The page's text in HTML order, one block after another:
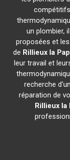
un plombier,
proposées et
de Rillieux la
leur travail et
recherche
réparation de
Rillieux la